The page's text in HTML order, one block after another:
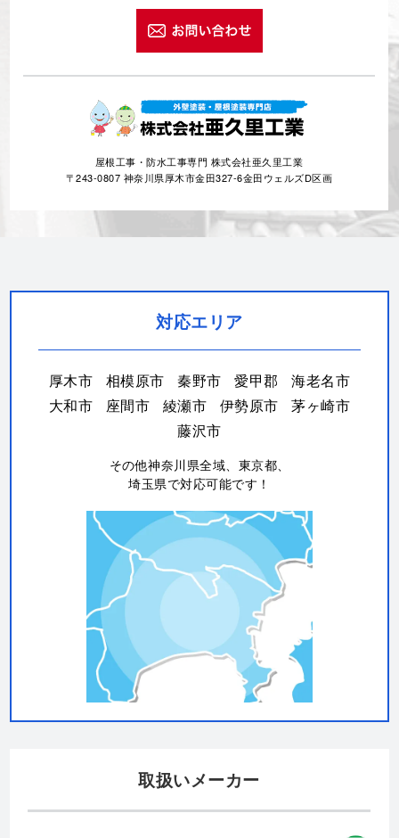
屋根工事・防水工事専門 株式会社亜久里工業
〒243-0807 神奈川県厚木市金田327-6金田ウェルズD区画
対応エリア
厚木市 相模原市 秦野市 愛甲郡
海老名市
大和市
座間市 綾瀬市 伊勢原市
茅ヶ崎市
藤沢市
その他神奈川県全域、東京都、
埼玉県で対応可能です！
取扱いメーカー